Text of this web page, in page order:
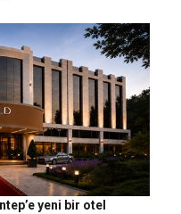
yeni bir otel